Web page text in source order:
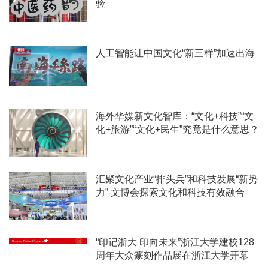
验
人工智能让中国文化“新三样”加速出海
海外华媒新文化智库：“文化+科技”“文
化+旅游”“文化+民生”究竟是什么意思？
汇聚文化产业“排头兵”和科技发展“新势
力” 文博会探索文化和科技有效融合
“印记浙大 印向未来”浙江大学建校128
周年大众篆刻作品展在浙江大学开幕